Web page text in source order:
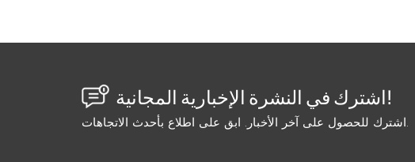
اشترك في النشرة الإخبارية المجانية!
اشترك للحصول على آخر الأخبار. ابق على اطلاع بأحدث الاتجاهات.